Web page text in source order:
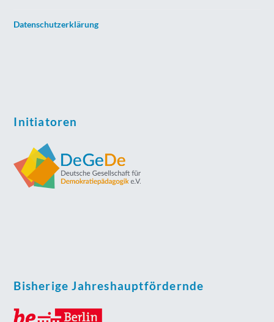
Datenschutzerklärung
Initiatoren
Bisherige Jahreshauptfördernde